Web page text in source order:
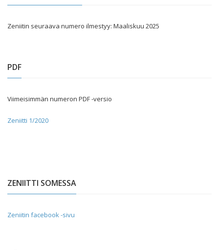
Zeniitin seuraava numero ilmestyy: Maaliskuu 2025
PDF
Viimeisimmän numeron PDF -versio
Zeniitti 1/2020
ZENIITTI SOMESSA
Zeniitin facebook -sivu